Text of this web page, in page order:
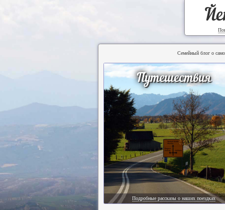
Семейный блог о
Путешествия
Подробные рассказы о наших поездках